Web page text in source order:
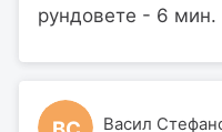
рундовете - 6 мин.
Васил